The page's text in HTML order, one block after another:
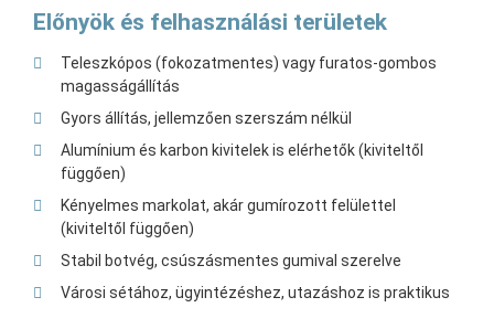
Előnyök és felhasználási területek
Teleszkópos (fokozatmentes) vagy furatos-gombos
magasságállítás
Gyors állítás, jellemzően szerszám nélkül
Alumínium és karbon kivitelek is elérhetők (kiviteltől
függően)
Kényelmes markolat, akár gumírozott felülettel
(kiviteltől függően)
Stabil botvég, csúszásmentes gumival szerelve
Városi sétához, ügyintézéshez, utazáshoz is praktikus